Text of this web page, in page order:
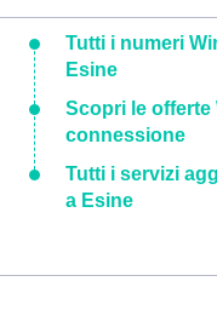
Tutti i numeri
Esine
Scopri le offerte
connessione
Tutti i servizi
a Esine